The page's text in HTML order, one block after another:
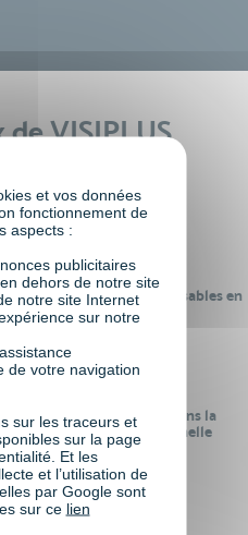
VISIPLUS
100% des formations réalisables en
digital learning
24 ans d'expérience dans la
formation professionnelle
et vos données
fonctionnement de
aspects :
publicitaires
dehors de notre site
notre site Internet
sur notre
de votre navigation
sur les traceurs et
sur la page
Et les
et l’utilisation de
par Google sont
sur ce lien